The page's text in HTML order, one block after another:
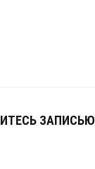
ЗАПИСЬЮ